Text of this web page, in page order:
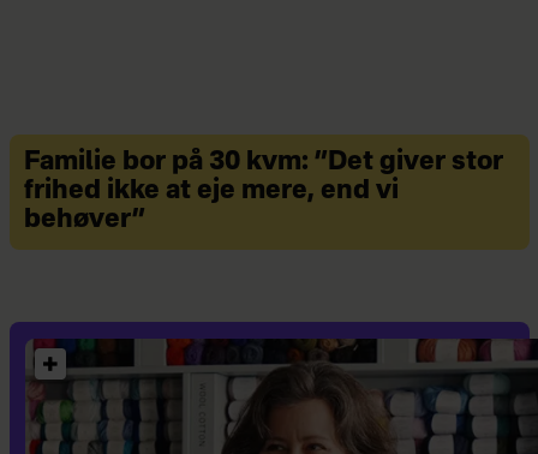
Familie bor på 30 kvm: ”Det giver stor
frihed ikke at eje mere, end vi
behøver”